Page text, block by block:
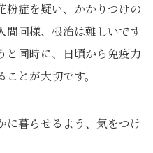
粉症を疑い、かかりつけの
間同様、根治は難しいです
と同時に、日頃から免疫力
とが大切です。
に暮らせるよう、気をつけ